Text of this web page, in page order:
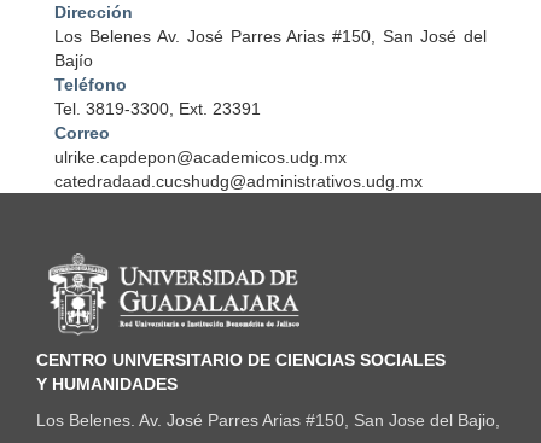
Dirección
Los Belenes Av. José Parres Arias #150, San José del
Bajío
Teléfono
Tel. 3819-3300, Ext. 23391
Correo
ulrike.capdepon@academicos.udg.mx
catedradaad.cucshudg@administrativos.udg.mx
Información del portal
CENTRO UNIVERSITARIO DE CIENCIAS SOCIALES
Y HUMANIDADES
Los Belenes. Av. José Parres Arias #150, San Jose del Bajio,